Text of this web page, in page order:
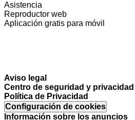
Asistencia
Reproductor web
Aplicación gratis para móvil
Aviso legal
Centro de seguridad y privacidad
Política de Privacidad
Configuración de cookies
Información sobre los anuncios